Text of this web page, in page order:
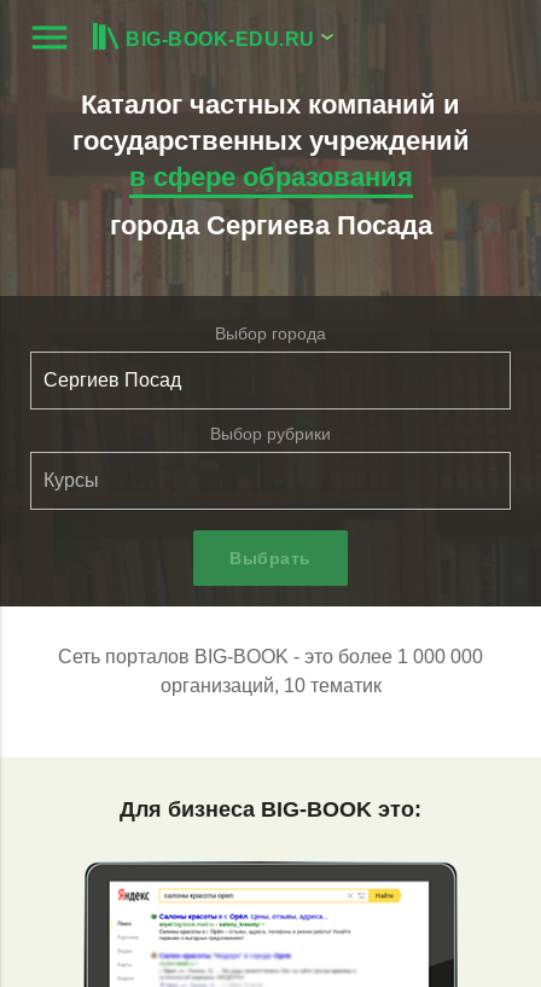
menu BIG-BOOK-EDU.RU
Каталог частных компаний и
государственных учреждений
в сфере образования
города Сергиева Посада
Сеть порталов BIG-BOOK - это более 1 000 000
организаций, 10 тематик
Выбор города
Выбор рубрики
Выбрать
Для бизнеса BIG-BOOK это: